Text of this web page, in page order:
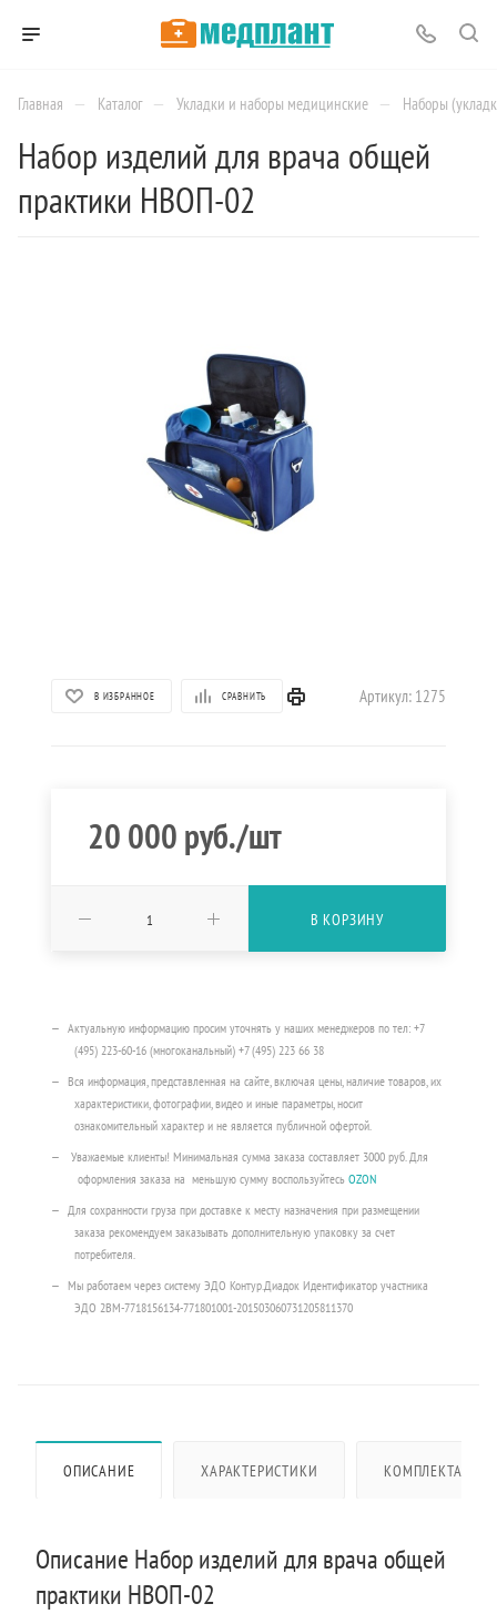
Главная — Каталог — Укладки и наборы медицинские — Наборы
Набор изделий для врача общей
практики НВОП-02
В ИЗБРАННОЕ СРАВНИТЬ Артикул: 1275
20 000руб./шт
В КОРЗИНУ
Актуальную информацию просим уточнять у наших менеджеров по тел: +7
(495) 223-60-16 (многоканальный) +7 (495) 223 66 38
Вся информация, представленная на сайте, включая цены, наличие товаров, их
характеристики, фотографии, видео и иные параметры, носит
ознакомительный характер и не является публичной офертой.
Уважаемые клиенты! Минимальная сумма заказа составляет 3000 руб. Для
оформления заказа на меньшую сумму воспользуйтесь OZON
Для сохранности груза при доставке к месту назначения при размещении
заказа рекомендуем заказывать дополнительную упаковку за счет
потребителя.
Мы работаем через систему ЭДО Контур.Диадок Идентификатор участника
ЭДО 2BM-7718156134-771801001-201503060731205811370
ОПИСАНИЕ ХАРАКТЕРИСТИКИ КОМПЛЕКТАЦИЯ
Описание Набор изделий для врача общей
практики НВОП-02